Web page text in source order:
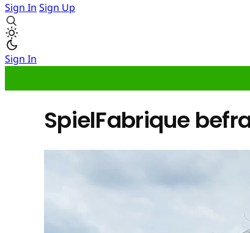
Sign In Sign Up
Sign In
SpielFabrique